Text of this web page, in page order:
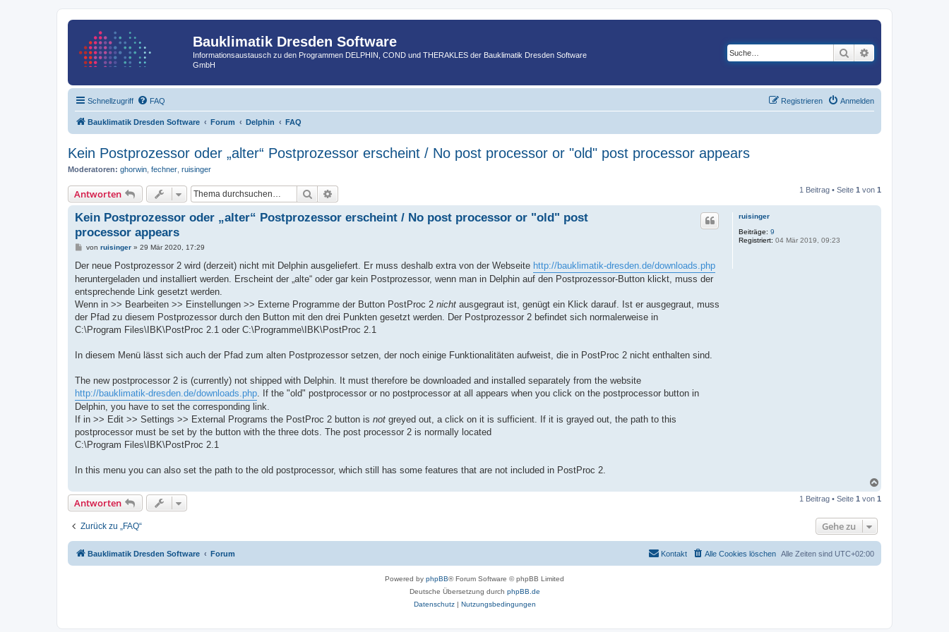
Bauklimatik Dresden Software
Informationsaustausch zu den Programmen DELPHIN, COND und THERAKLES der Bauklimatik Dresden Software
GmbH
Suche
Schnellzugriff FAQ Anmelden
Registrieren
Bauklimatik Dresden Software Forum Delphin FAQ
Kein Postprozessor oder „alter“ Postprozessor erscheint / No post processor or "old" post processor appears
Moderatoren: ghorwin fechner ruisinger
Antworten Suche 1 Beitrag • Seite 1 von 1
ruisinger
Beiträge: 9
Registriert: 04 Mär 2019, 09:23
Kein Postprozessor oder „alter“ Postprozessor erscheint / No post processor or "old" post
processor appears
B
i
r
a
g
von ruisinger» 29 Mär 2020, 17:29
Der neue Postprozessor 2 wird (derzeit) nicht mit Delphin ausgeliefert. Er muss deshalb extra von der Webseite http://bauklimatik-dresden.de/downloads.php
heruntergeladen und installiert werden. Erscheint der „alte“ oder gar kein Postprozessor, wenn man in Delphin auf den Postprozessor-Button klickt, muss der
entsprechende Link gesetzt werden.
Wenn in >> Bearbeiten >> Einstellungen >> Externe Programme der Button PostProc 2 nicht ausgegraut ist, genügt ein Klick darauf. Ist er ausgegraut, muss
der Pfad zu diesem Postprozessor durch den Button mit den drei Punkten gesetzt werden. Der Postprozessor 2 befindet sich normalerweise in
C:\Program Files\IBK\PostProc 2.1 oder C:\Programme\IBK\PostProc 2.1
In diesem Menü lässt sich auch der Pfad zum alten Postprozessor setzen, der noch einige Funktionalitäten aufweist, die in PostProc 2 nicht enthalten sind.
The new postprocessor 2 is (currently) not shipped with Delphin. It must therefore be downloaded and installed separately from the website
http://bauklimatik-dresden.de/downloads.php. If the "old" postprocessor or no postprocessor at all appears when you click on the postprocessor button in
Delphin, you have to set the corresponding link.
If in >> Edit >> Settings >> External Programs the PostProc 2 button is not greyed out, a click on it is sufficient. If it is grayed out, the path to this
postprocessor must be set by the button with the three dots. The post processor 2 is normally located
C:\Program Files\IBK\PostProc 2.1
In this menu you can also set the path to the old postprocessor, which still has some features that are not included in PostProc 2.
c
Antworten 1 Beitrag • Seite 1 von 1
Zurück zu „FAQ“ Gehe zu
Bauklimatik Dresden Software Forum Alle Zeiten sind UTC+02:00
Alle Cookies löschen
Kontakt
Powered by phpBB® Forum Software © phpBB Limited
Deutsche Übersetzung durch phpBB.de
Datenschutz| Nutzungsbedingungen